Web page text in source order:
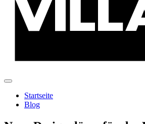
Startseite
Blog